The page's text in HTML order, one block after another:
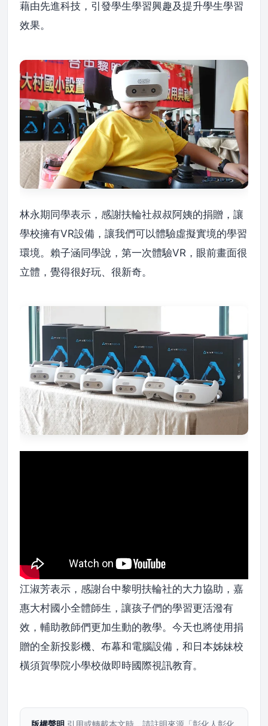
藉由先進科技，引發學生學習興趣及提升學生學習
效果。
林永期同學表示，感謝扶輪社叔叔阿姨的捐贈，讓
學校擁有VR設備，讓我們可以體驗虛擬實境的學習
環境。賴子涵同學說，第一次體驗VR，眼前畫面很
立體，覺得很好玩、很新奇。
江淑芳表示，感謝台中黎明扶輪社的大力協助，嘉
惠大村國小全體師生，讓孩子們的學習更活潑有
效，輔助教師們更加生動的教學。今天也將使用捐
贈的全新投影機、布幕和電腦設備，和日本姊妹校
橫須賀學院小學校做即時國際視訊教育。